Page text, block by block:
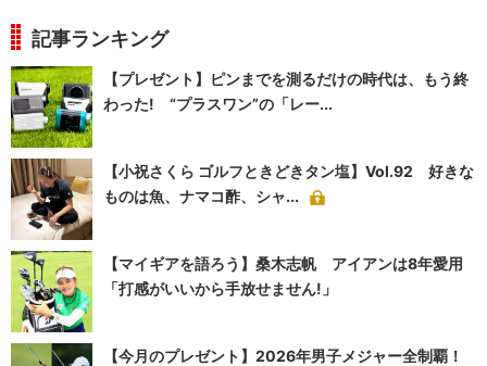
記事ランキング
【プレゼント】ピンまでを測るだけの時代は、もう終
わった! “プラスワン”の「レー...
【小祝さくら ゴルフときどきタン塩】Vol.92 好きな
ものは魚、ナマコ酢、シャ...
【マイギアを語ろう】桑木志帆 アイアンは8年愛用
「打感がいいから手放せません!」
【今月のプレゼント】2026年男子メジャー全制覇！